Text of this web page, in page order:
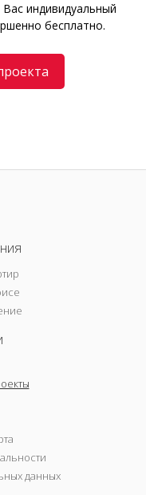
индивидуальный
бесплатно.
данных